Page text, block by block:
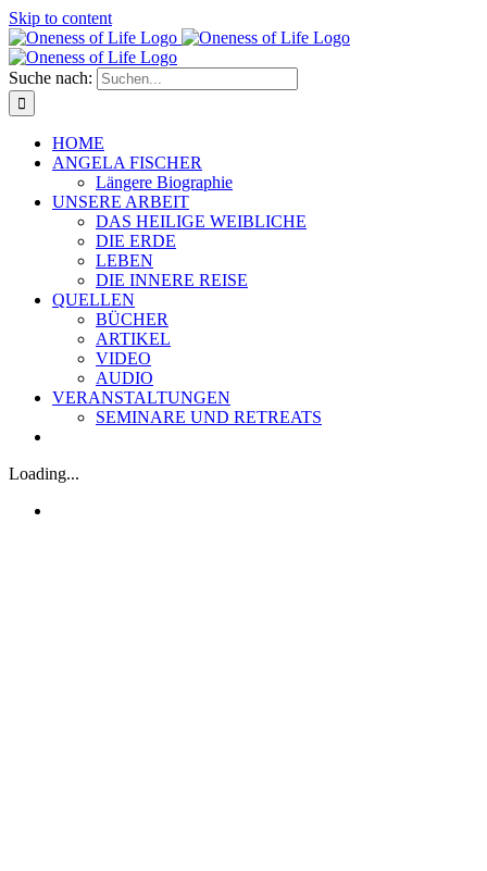
Skip to content
Suche nach:
HOME
ANGELA FISCHER
Längere Biographie
UNSERE ARBEIT
DAS HEILIGE WEIBLICHE
DIE ERDE
LEBEN
DIE INNERE REISE
QUELLEN
BÜCHER
ARTIKEL
VIDEO
AUDIO
VERANSTALTUNGEN
SEMINARE UND RETREATS
Loading...